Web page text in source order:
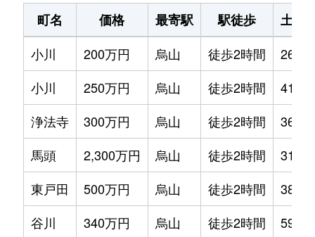
町名 価格 最寄駅 駅徒歩
土地
小川
200万円 烏山 徒歩2時間
小川
250万円 烏山 徒歩2時間
浄法寺
300万円 烏山 徒歩2時間
馬頭
2,300万円 烏山 徒歩2時間
東戸田
500万円 烏山 徒歩2時間
谷川
340万円 烏山 徒歩2時間